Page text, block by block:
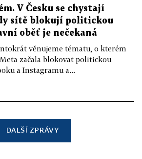
V Česku se chystají
sítě blokují politickou
oběť je nečekaná
věnujeme tématu, o kterém
začala blokovat politickou
a Instagramu a...
DALŠÍ ZPRÁVY